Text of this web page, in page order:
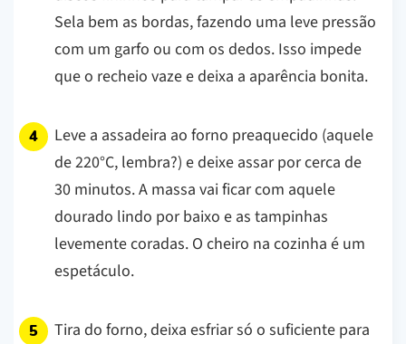
Sela bem as bordas, fazendo uma leve pressão
com um garfo ou com os dedos. Isso impede
que o recheio vaze e deixa a aparência bonita.
Leve a assadeira ao forno preaquecido (aquele
de 220°C, lembra?) e deixe assar por cerca de
30 minutos. A massa vai ficar com aquele
dourado lindo por baixo e as tampinhas
levemente coradas. O cheiro na cozinha é um
espetáculo.
Tira do forno, deixa esfriar só o suficiente para